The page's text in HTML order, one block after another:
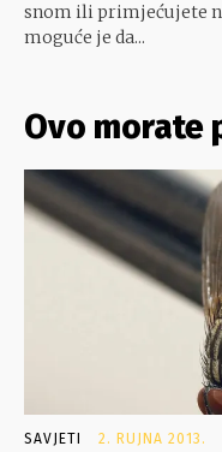
snom ili primjećujete
moguće je da...
Ovo morate
SAVJETI 2. RUJNA 2013.